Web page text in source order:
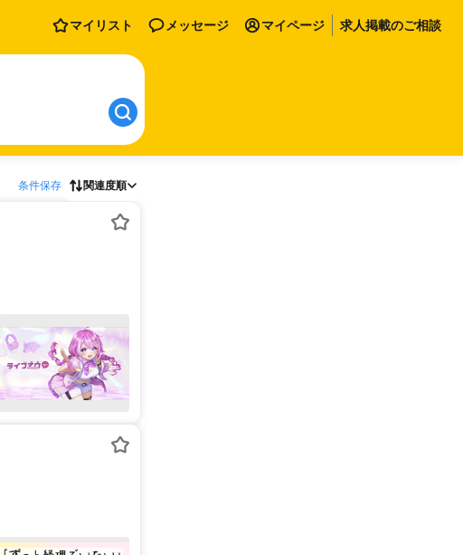
マイリスト メッセージ マイページ 求人掲載のご相談
条件保存 関連度順